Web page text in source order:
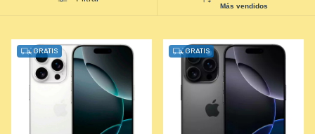
Más vendidos
GRATIS GRATIS